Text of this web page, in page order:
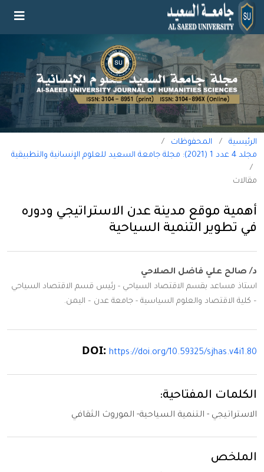
الرئيسية / المحفوظات
/
مجلد 4 عدد 1 (2021): مجلة جامعة السعيد للعلوم الإنسانية والتطبيقية
/
مقالات
أهمية موقع مدينة عدن الاستراتيجي ودوره
في تطوير التنمية السياحية
د/ صالح علي فاضل الصلاحي
استاذ مساعد بقسم الاقتصاد السياحي - رئيس قسم الاقتصاد السياحي
– كلية الاقتصاد والعلوم السياسية - جامعة عدن – اليمن.
DOI: https://doi.org/10.59325/sjhas.v4i1.80
الكلمات المفتاحية:
الاستراتيجي - التنمية السياحية- الموروث الثقافي
الملخص